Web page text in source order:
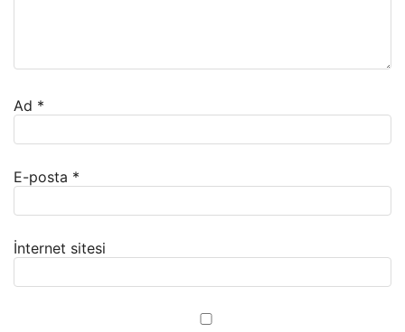
Ad *
E-posta *
İnternet sitesi